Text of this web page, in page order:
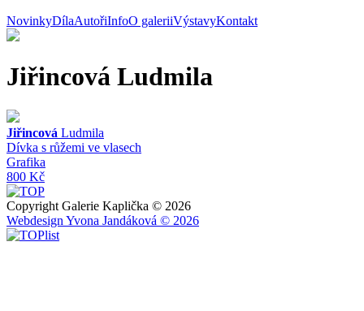
NovinkyDílaAutořiInfoO galeriiVýstavyKontakt
Jiřincová Ludmila
Jiřincová Ludmila
Dívka s růžemi ve vlasech
Grafika
800 Kč
Copyright Galerie Kaplička © 2026
Webdesign Yvona Jandáková © 2026